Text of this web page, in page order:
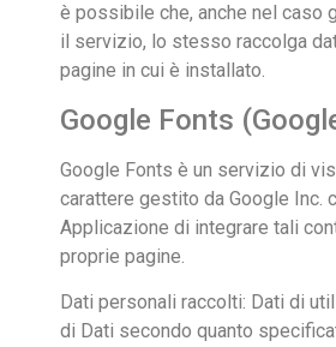
è possibile che, anche nel caso
il servizio, lo stesso raccolga
pagine in cui è installato.
Google Fonts
Google Fonts è un servizio di
carattere gestito da Google Inc.
Applicazione di integrare tali
proprie pagine.
Dati personali raccolti: Dati di
di Dati secondo quanto